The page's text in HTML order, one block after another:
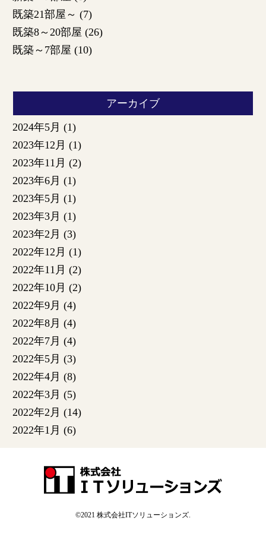
既築21部屋～ (7)
既築8～20部屋 (26)
既築～7部屋 (10)
アーカイブ
2024年5月 (1)
2023年12月 (1)
2023年11月 (2)
2023年6月 (1)
2023年5月 (1)
2023年3月 (1)
2023年2月 (3)
2022年12月 (1)
2022年11月 (2)
2022年10月 (2)
2022年9月 (4)
2022年8月 (4)
2022年7月 (4)
2022年5月 (3)
2022年4月 (8)
2022年3月 (5)
2022年2月 (14)
2022年1月 (6)
©2021 株式会社ITソリューションズ